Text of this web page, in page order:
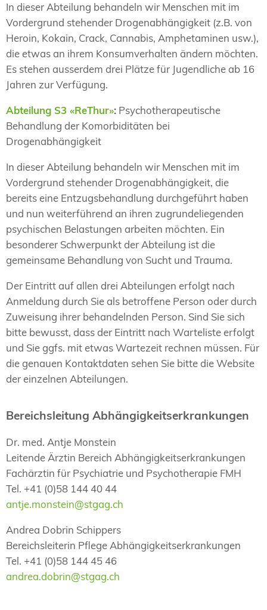
In dieser Abteilung behandeln wir Menschen mit im
Vordergrund stehender Drogenabhängigkeit (z.B. von
Heroin, Kokain, Crack, Cannabis, Amphetaminen usw.),
die etwas an ihrem Konsumverhalten ändern möchten.
Es stehen ausserdem drei Plätze für Jugendliche ab 16
Jahren zur Verfügung.
Abteilung S3 «ReThur»: Psychotherapeutische
Behandlung der Komorbiditäten bei
Drogenabhängigkeit
In dieser Abteilung behandeln wir Menschen mit im
Vordergrund stehender Drogenabhängigkeit, die
bereits eine Entzugsbehandlung durchgeführt haben
und nun weiterführend an ihren zugrundeliegenden
psychischen Belastungen arbeiten möchten. Ein
besonderer Schwerpunkt der Abteilung ist die
gemeinsame Behandlung von Sucht und Trauma.
Der Eintritt auf allen drei Abteilungen erfolgt nach
Anmeldung durch Sie als betroffene Person oder durch
Zuweisung ihrer behandelnden Person. Sind Sie sich
bitte bewusst, dass der Eintritt nach Warteliste erfolgt
und Sie ggfs. mit etwas Wartezeit rechnen müssen. Für
die genauen Kontaktdaten sehen Sie bitte die Website
der einzelnen Abteilungen.
Bereichsleitung Abhängigkeitserkrankungen
Dr. med. Antje Monstein
Leitende Ärztin Bereich Abhängigkeitserkrankungen
Fachärztin für Psychiatrie und Psychotherapie FMH
Tel. +41 (0)58 144 40 44
antje.monstein@stgag.ch
Andrea Dobrin Schippers
Bereichsleiterin Pflege Abhängigkeitserkrankungen
Tel. +41 (0)58 144 45 46
andrea.dobrin@stgag.ch